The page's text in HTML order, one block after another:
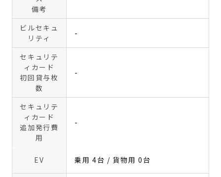
備考
ビルセキュ
リティ
-
セキュリテ
ィカード
初回貸与枚
数
-
セキュリテ
ィカード
追加発行費
用
-
EV 乗用 4台 / 貨物用 0台